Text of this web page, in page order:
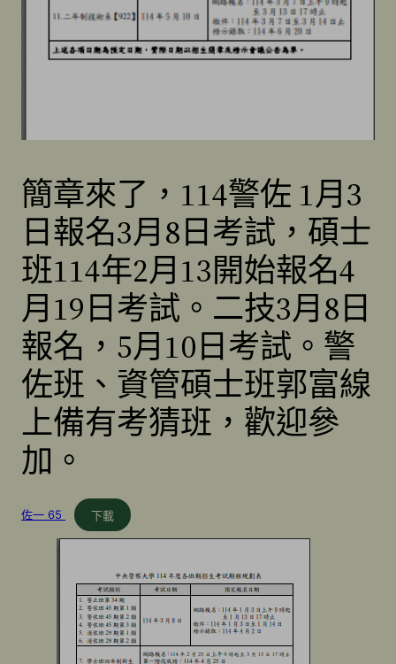
簡章來了，114警佐 1月3
日報名3月8日考試，碩士
班114年2月13開始報名4
月19日考試。二技3月8日
報名，5月10日考試。警
佐班、資管碩士班郭富線
上備有考猜班，歡迎參
加。
佐一 65 下載